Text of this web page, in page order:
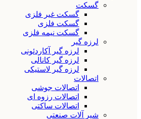
گسکت
گسکت غیر فلزی
گسکت فلزی
گسکت نیمه فلزی
لرزه گیر
لرزه گیر آکاردئونی
لرزه گیر کانالی
لرزه گیر لاستیکی
اتصالات
اتصالات جوشی
اتصالات رزوه ای
اتصالات ساکتی
شیر آلات صنعتی